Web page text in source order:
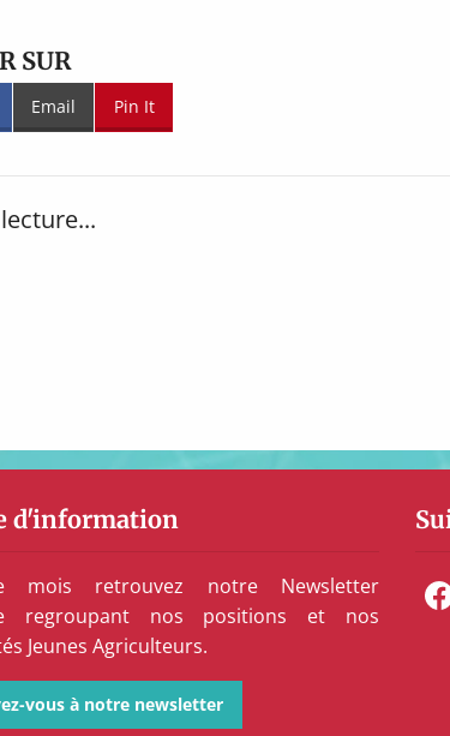
SUR
Email Pin It
d'information
mois retrouvez notre Newsletter
regroupant nos positions et nos
Jeunes Agriculteurs.
vous à notre newsletter